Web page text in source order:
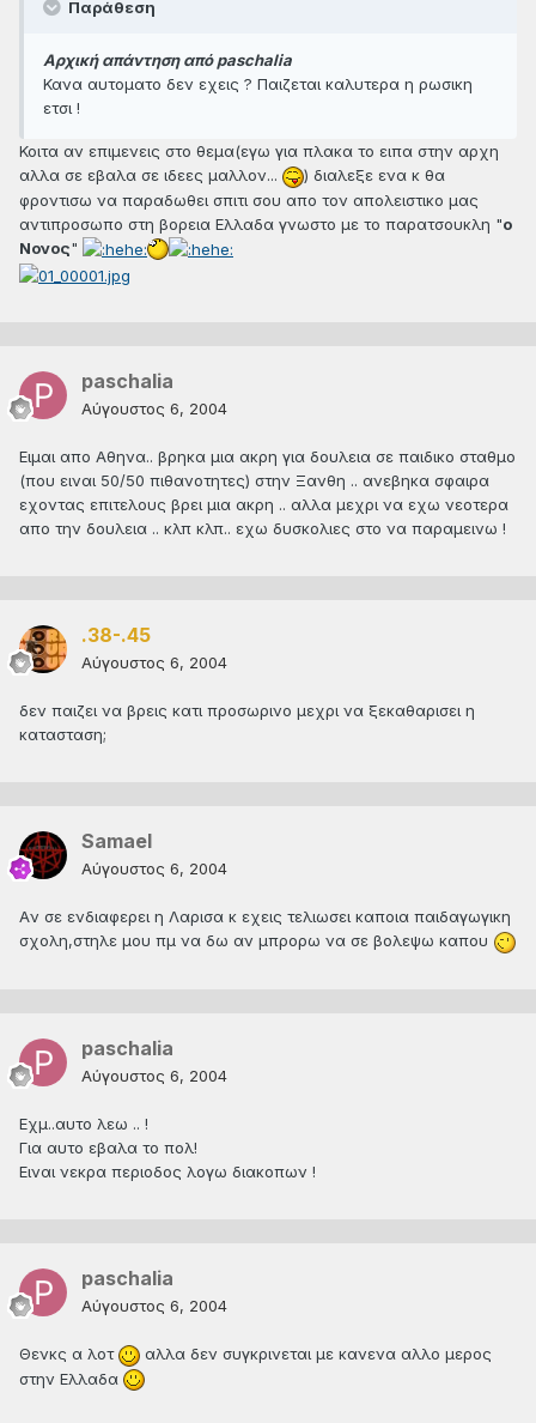
Παράθεση
Αρχική απάντηση από paschalia
Κανα αυτοματο δεν εχεις ? Παιζεται καλυτερα η ρωσικη
ετσι !
Koιτα αν επιμενεις στο θεμα(εγω για πλακα το ειπα στην αρχη
αλλα σε εβαλα σε ιδεες μαλλον...
) διαλεξε ενα κ θα
φροντισω να παραδωθει σπιτι σου απο τον απολειστικο μας
αντιπροσωπο στη βορεια Ελλαδα γνωστο με το παρατσουκλη "o
Νονος"
paschalia
Αύγουστος 6, 2004
Ειμαι απο Αθηνα.. βρηκα μια ακρη για δουλεια σε παιδικο σταθμο
(που ειναι 50/50 πιθανοτητες) στην Ξανθη .. ανεβηκα σφαιρα
εχοντας επιτελους βρει μια ακρη .. αλλα μεχρι να εχω νεοτερα
απο την δουλεια .. κλπ κλπ.. εχω δυσκολιες στο να παραμεινω !
.38-.45
Αύγουστος 6, 2004
δεν παιζει να βρεις κατι προσωρινο μεχρι να ξεκαθαρισει η
κατασταση;
Samael
Αύγουστος 6, 2004
Aν σε ενδιαφερει η Λαρισα κ εχεις τελιωσει καποια παιδαγωγικη
σχολη,στηλε μου πμ να δω αν μπρορω να σε βολεψω καπου
paschalia
Αύγουστος 6, 2004
Εχμ..αυτο λεω .. !
Για αυτο εβαλα το πολ!
Ειναι νεκρα περιοδος λογω διακοπων !
paschalia
Αύγουστος 6, 2004
Θενκς α λοτ
αλλα δεν συγκρινεται με κανενα αλλο μερος
στην Ελλαδα